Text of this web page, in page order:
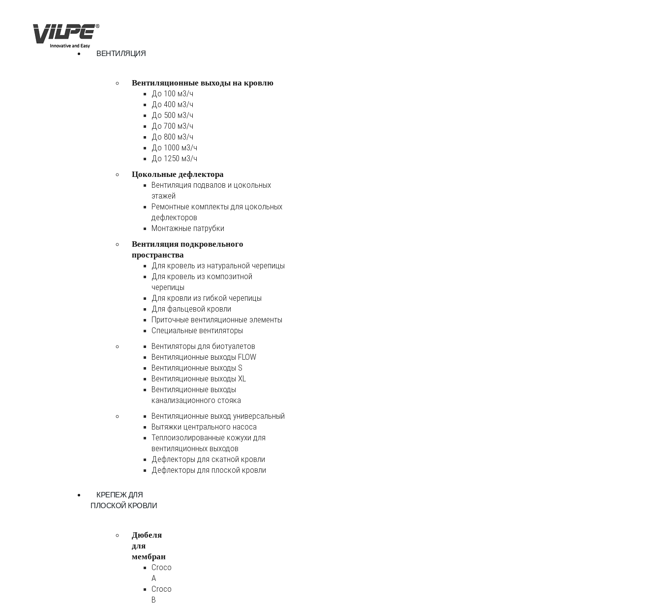
ВЕНТИЛЯЦИЯ
Вентиляционные выходы на кровлю
До 100 м3/ч
До 400 м3/ч
До 500 м3/ч
До 700 м3/ч
До 800 м3/ч
До 1000 м3/ч
До 1250 м3/ч
Цокольные дефлектора
Вентиляция подвалов и цокольных
этажей
Ремонтные комплекты для цокольных
дефлекторов
Монтажные патрубки
Вентиляция подкровельного
пространства
Для кровель из натуральной черепицы
Для кровель из композитной
черепицы
Для кровли из гибкой черепицы
Для фальцевой кровли
Приточные вентиляционные элементы
Специальные вентиляторы
Вентиляторы для биотуалетов
Вентиляционные выходы FLOW
Вентиляционные выходы S
Вентиляционные выходы XL
Вентиляционные выходы
канализационного стояка
Вентиляционные выход универсальный
Вытяжки центрального насоса
Теплоизолированные кожухи для
вентиляционных выходов
Дефлекторы для скатной кровли
Дефлекторы для плоской кровли
КРЕПЕЖ ДЛЯ
ПЛОСКОЙ КРОВЛИ
Дюбеля
для
мембран
Croco
A
Croco
B